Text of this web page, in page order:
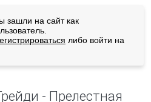
зашли на сайт как
либо войти на
- Прелестная